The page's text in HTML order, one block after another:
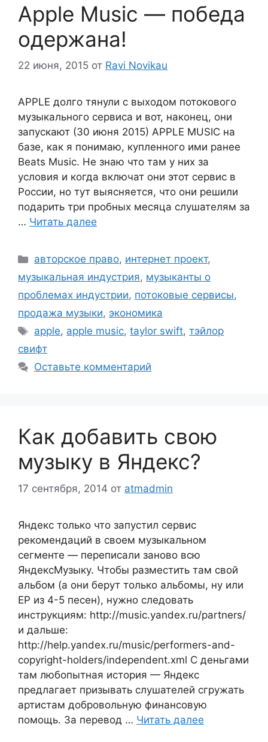
Apple Music — победа
одержана!
22 июня, 2015 от Ravi Novikau
APPLE долго тянули с выходом потокового
музыкального сервиса и вот, наконец, они
запускают (30 июня 2015) APPLE MUSIC на
базе, как я понимаю, купленного ими ранее
Beats Music. Не знаю что там у них за
условия и когда включат они этот сервис в
России, но тут выясняется, что они решили
подарить три пробных месяца слушателям за
… Читать далее
Рубрики
авторское право, интернет проект,
музыкальная индустрия, музыканты о
проблемах индустрии, потоковые сервисы,
продажа музыки, экономика
Метки
apple, apple music,taylor swift,тэйлор
свифт
Оставьте комментарий
Как добавить свою
музыку в Яндекс?
17 сентября, 2014 от atmadmin
Яндекс только что запустил сервис
рекомендаций в своем музыкальном
сегменте — переписали заново всю
ЯндексМузыку. Чтобы разместить там свой
альбом (а они берут только альбомы, ну или
EP из 4-5 песен), нужно следовать
инструкциям: http://music.yandex.ru/partners/
и дальше:
http://help.yandex.ru/music/performers-and-
copyright-holders/independent.xml С деньгами
там любопытная история — Яндекс
предлагает призывать слушателей сгружать
артистам добровольную финансовую
помощь. За перевод … Читать далее